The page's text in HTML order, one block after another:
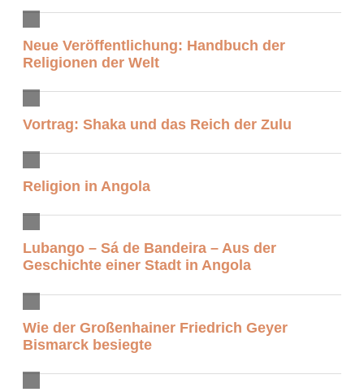
Neue Veröffentlichung: Handbuch der
Religionen der Welt
Vortrag: Shaka und das Reich der Zulu
Religion in Angola
Lubango – Sá de Bandeira – Aus der
Geschichte einer Stadt in Angola
Wie der Großenhainer Friedrich Geyer
Bismarck besiegte